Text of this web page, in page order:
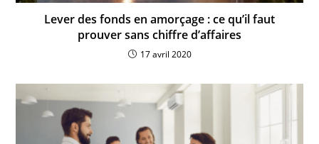
Lever des fonds en amorçage : ce qu’il faut
prouver sans chiffre d’affaires
17 avril 2020